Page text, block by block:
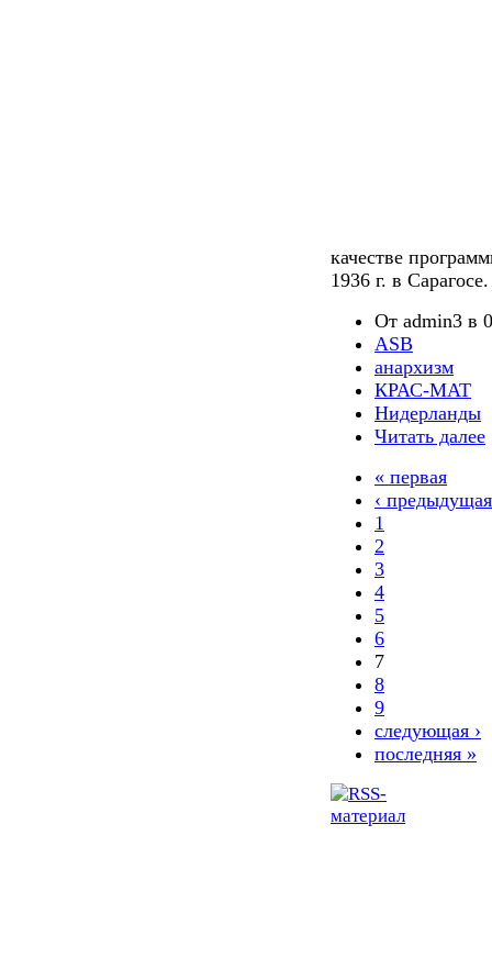
качестве
1936 г. в Сарагосе.
От admin3 в
ASB
анархизм
КРАС-МАТ
Нидерланды
Читать далее
« первая
‹ предыдущая
1
2
3
4
5
6
7
8
9
следующая ›
последняя »